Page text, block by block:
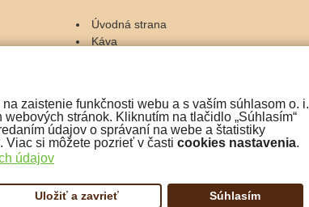
zaistenie funkčnosti webu a s vaším súhlasom o. i.
stránok. Kliknutím na tlačidlo „Súhlasím“
údajov o správaní na webe a štatistiky
Viac si môžete pozrieť v časti cookies nastavenia.
údajov
Uložiť a zavrieť Súhlasím
Úvodná strana
Káva
Doplnky ku káve
Čaj a čokoláda
Pochutiny